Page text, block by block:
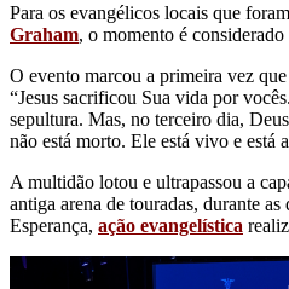
Para os evangélicos locais que
Graham, o momento é
O evento marcou a primeira vez
“Jesus sacrificou Sua vida por
sepultura. Mas, no terceiro dia,
não está morto. Ele está vivo e está
A multidão lotou e ultrapassou a
antiga arena de touradas, durante
Esperança, ação evangelística